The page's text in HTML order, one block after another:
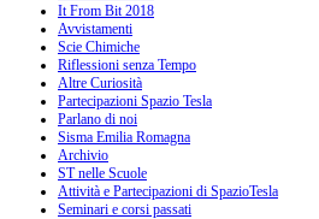
It From Bit 2018
Avvistamenti
Scie Chimiche
Riflessioni senza Tempo
Altre Curiosità
Partecipazioni Spazio Tesla
Parlano di noi
Sisma Emilia Romagna
Archivio
ST nelle Scuole
Attività e Partecipazioni di SpazioTesla
Seminari e corsi passati